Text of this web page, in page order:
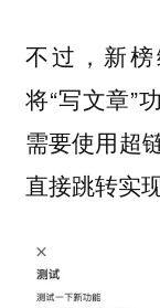
不过，新
将“写文章”
需要使用超
直接跳转实现